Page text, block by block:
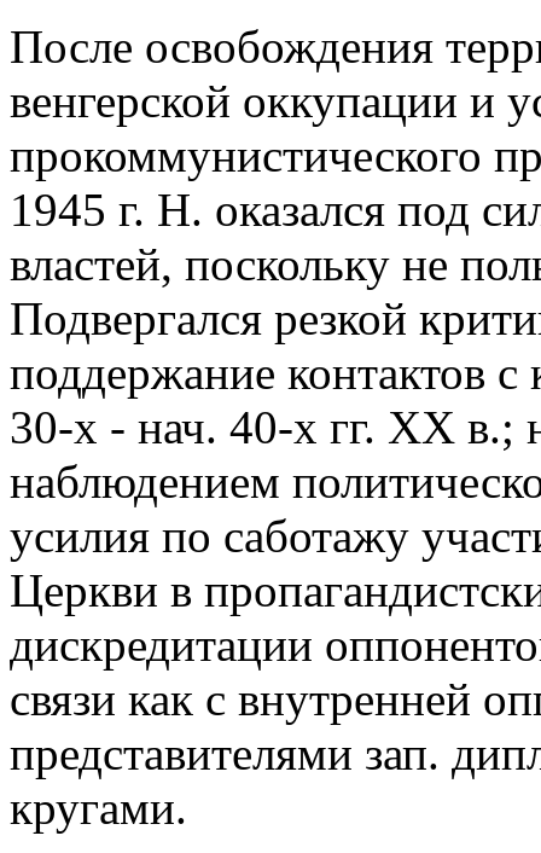
После освобождения
венгерской оккупации и
прокоммунистического
1945 г. Н. оказался под
властей, поскольку не
Подвергался резкой
поддержание контактов
30-х - нач. 40-х гг. XX в.;
наблюдением
усилия по саботажу
Церкви в
дискредитации
связи как с внутренней
представителями зап.
кругами.